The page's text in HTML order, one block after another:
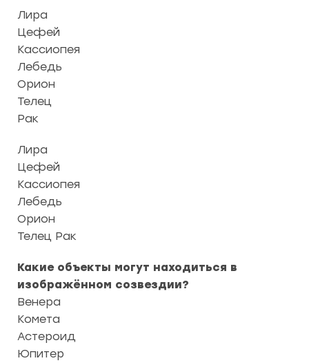
Лира
Цефей
Кассиопея
Лебедь
Орион
Телец
Рак
Лира
Цефей
Кассиопея
Лебедь
Орион
Телец Рак
Какие объекты могут находиться в
изображённом созвездии?
Венера
Комета
Астероид
Юпитер